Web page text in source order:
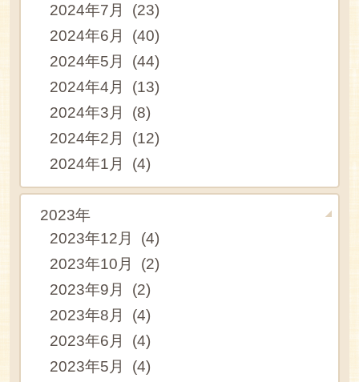
2024年7月 (23)
2024年6月 (40)
2024年5月 (44)
2024年4月 (13)
2024年3月 (8)
2024年2月 (12)
2024年1月 (4)
2023年
2023年12月 (4)
2023年10月 (2)
2023年9月 (2)
2023年8月 (4)
2023年6月 (4)
2023年5月 (4)